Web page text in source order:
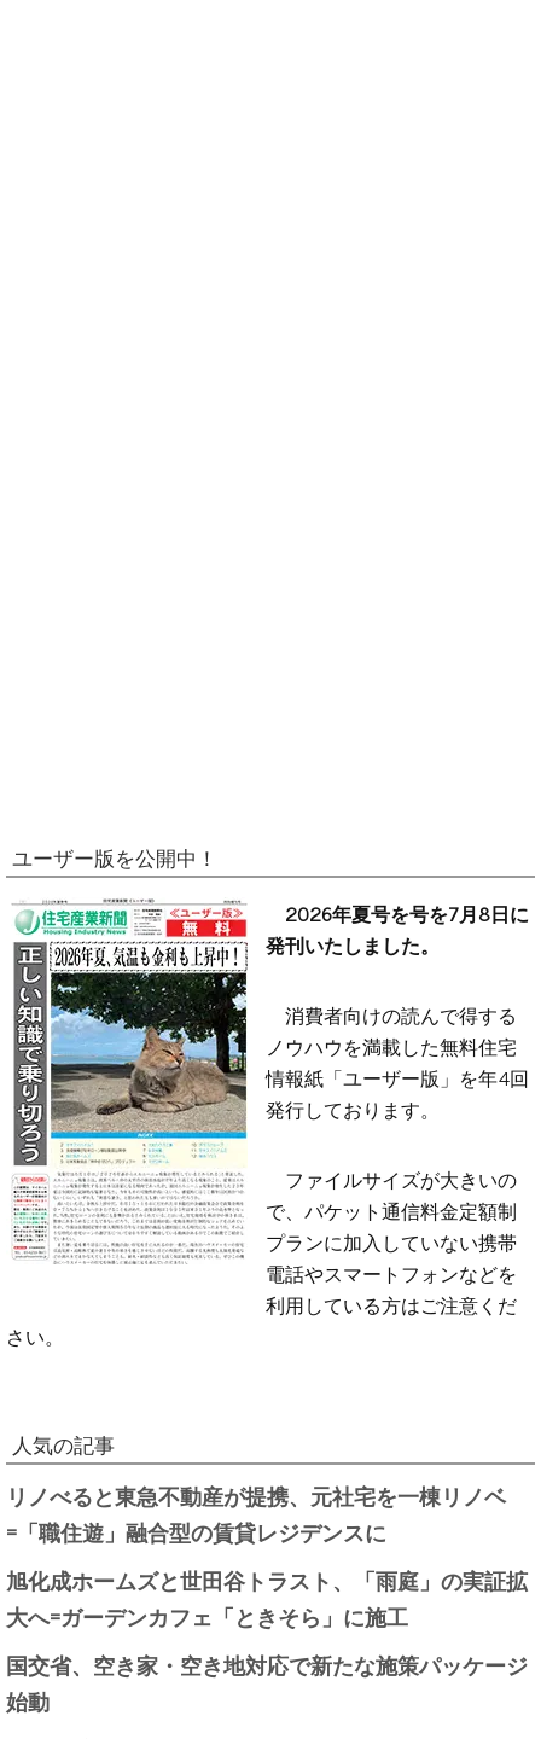
ユーザー版を公開中！
2026年夏号を号を7月8日に
発刊いたしました。
消費者向けの読んで得する
ノウハウを満載した無料住宅
情報紙「ユーザー版」を年4回
発行しております。
ファイルサイズが大きいの
で、パケット通信料金定額制
プランに加入していない携帯
電話やスマートフォンなどを
利用している方はご注意くだ
さい。
人気の記事
リノべると東急不動産が提携、元社宅を一棟リノベ
=「職住遊」融合型の賃貸レジデンスに
旭化成ホームズと世田谷トラスト、「雨庭」の実証拡
大へ=ガーデンカフェ「ときそら」に施工
国交省、空き家・空き地対応で新たな施策パッケージ
始動